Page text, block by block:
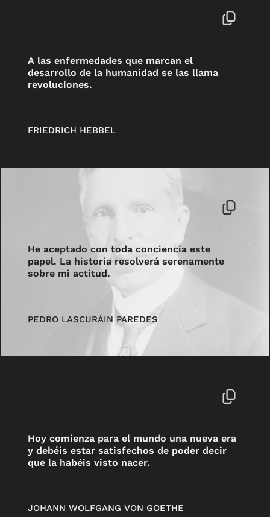
A las enfermedades que marcan el
desarrollo de la humanidad se las llama
revoluciones.
FRIEDRICH HEBBEL
He aceptado con toda conciencia este
papel. La historia resolverá serenamente
sobre mi actitud.
PEDRO LASCURÁIN PAREDES
Hoy comienza para el mundo una nueva era
y debéis estar satisfechos de poder decir
que la habéis visto nacer.
JOHANN WOLFGANG VON GOETHE